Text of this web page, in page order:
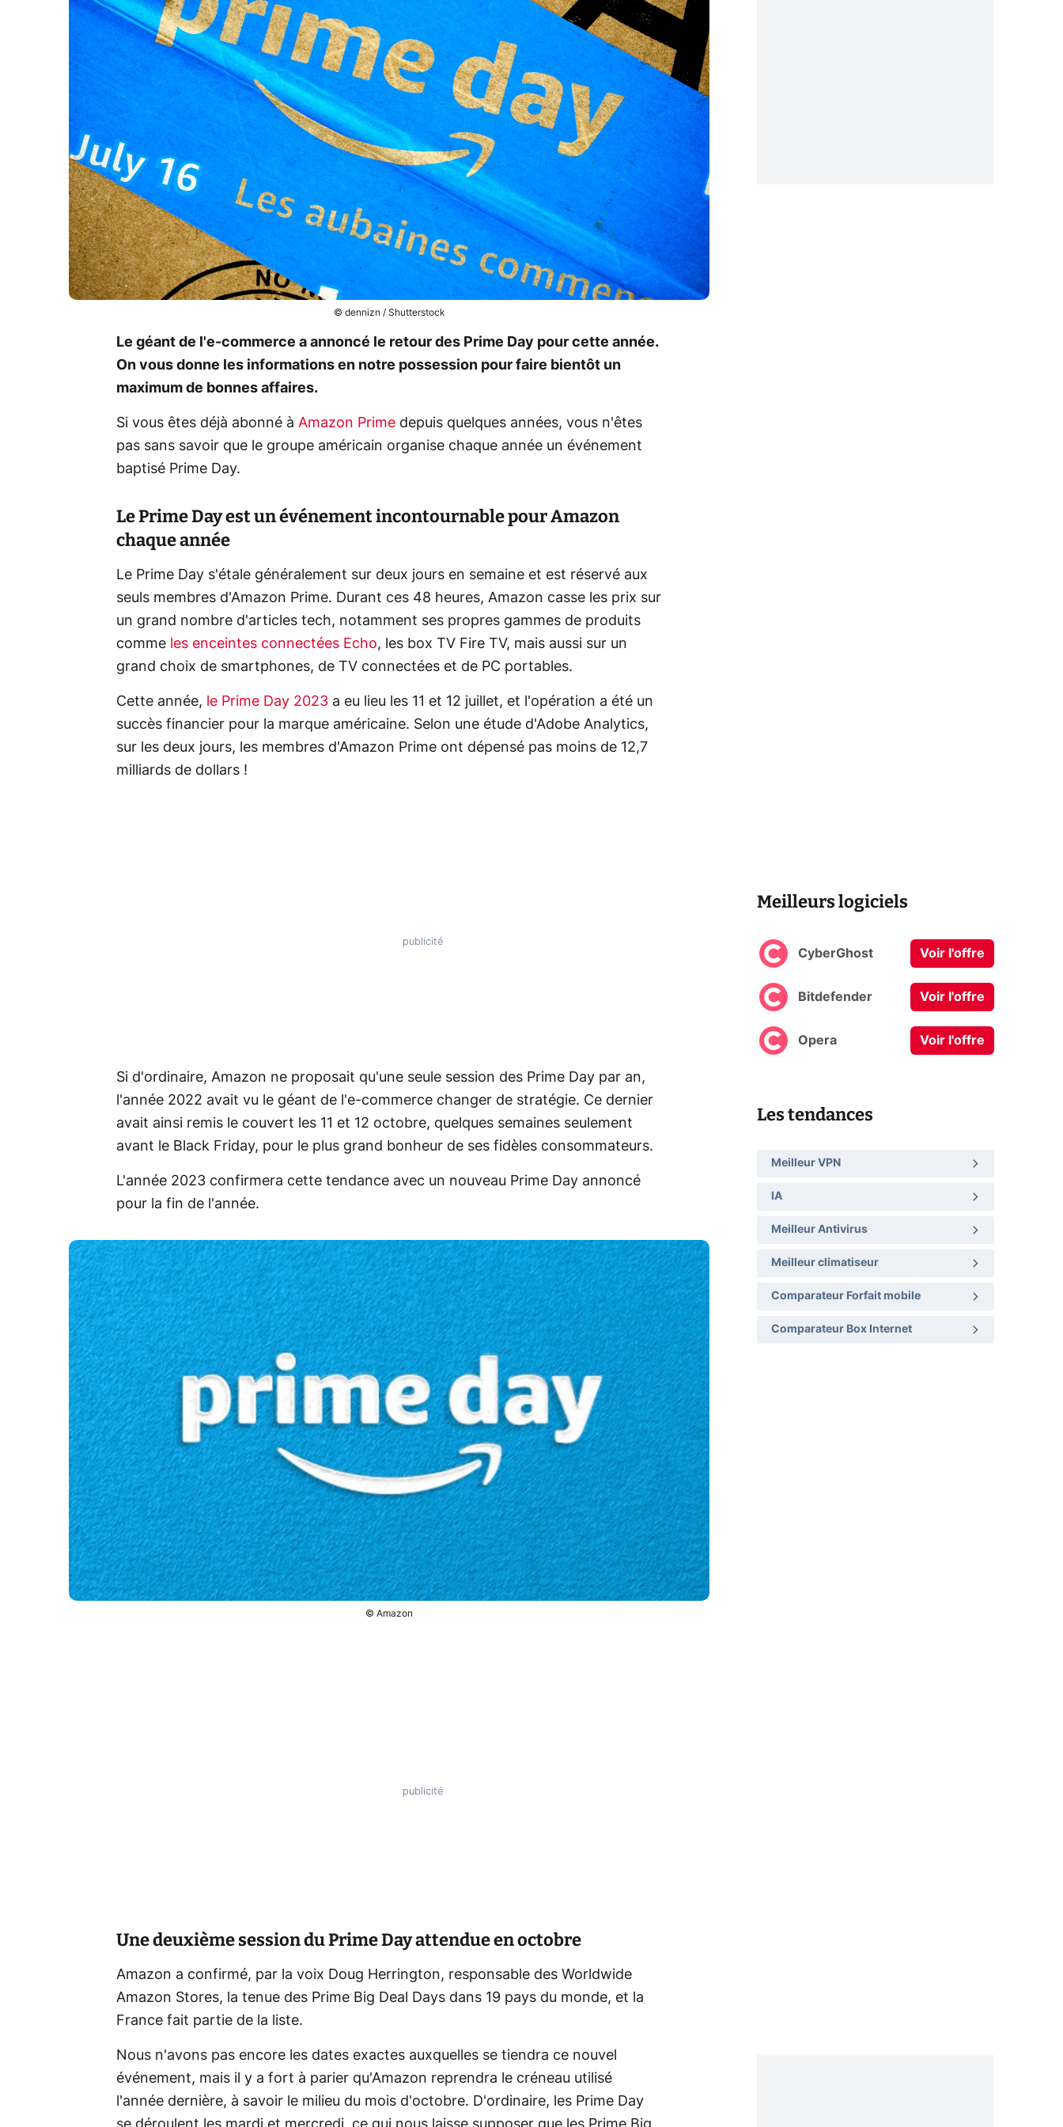
© dennizn / Shutterstock
Le géant de l'e-commerce a annoncé le retour des Prime Day pour cette année.
On vous donne les informations en notre possession pour faire bientôt un
maximum de bonnes affaires.
Si vous êtes déjà abonné à Amazon Prime depuis quelques années, vous n'êtes
pas sans savoir que le groupe américain organise chaque année un événement
baptisé Prime Day.
Le Prime Day est un événement incontournable pour Amazon
chaque année
Le Prime Day s'étale généralement sur deux jours en semaine et est réservé aux
seuls membres d'Amazon Prime. Durant ces 48 heures, Amazon casse les prix sur
un grand nombre d'articles tech, notamment ses propres gammes de produits
comme les enceintes connectées Echo, les box TV Fire TV, mais aussi sur un
grand choix de smartphones, de TV connectées et de PC portables.
Cette année, le Prime Day 2023 a eu lieu les 11 et 12 juillet, et l'opération a été un
succès financier pour la marque américaine. Selon une étude d'Adobe Analytics,
sur les deux jours, les membres d'Amazon Prime ont dépensé pas moins de 12,7
milliards de dollars !
Si d'ordinaire, Amazon ne proposait qu'une seule session des Prime Day par an,
l'année 2022 avait vu le géant de l'e-commerce changer de stratégie. Ce dernier
avait ainsi remis le couvert les 11 et 12 octobre, quelques semaines seulement
avant le Black Friday, pour le plus grand bonheur de ses fidèles consommateurs.
L'année 2023 confirmera cette tendance avec un nouveau Prime Day annoncé
pour la fin de l'année.
© Amazon
Une deuxième session du Prime Day attendue en octobre
Amazon a confirmé, par la voix Doug Herrington, responsable des Worldwide
Amazon Stores, la tenue des Prime Big Deal Days dans 19 pays du monde, et la
France fait partie de la liste.
Nous n'avons pas encore les dates exactes auxquelles se tiendra ce nouvel
événement, mais il y a fort à parier qu'Amazon reprendra le créneau utilisé
l'année dernière, à savoir le milieu du mois d'octobre. D'ordinaire, les Prime Day
Meilleurs logiciels
CyberGhost Voir l'offre
Bitdefender Voir l'offre
Opera Voir l'offre
Les tendances
Meilleur VPN
IA
Meilleur Antivirus
Meilleur climatiseur
Comparateur Forfait mobile
Comparateur Box Internet